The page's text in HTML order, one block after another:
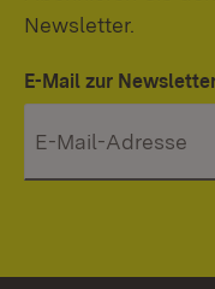
Newsletter.
E-Mail zur